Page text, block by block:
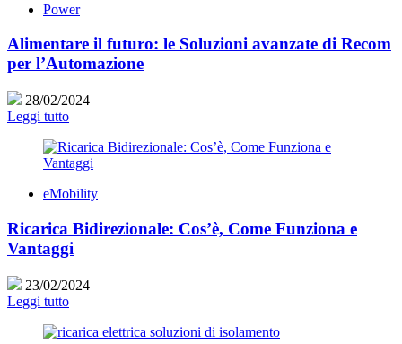
Power
Alimentare il futuro: le Soluzioni avanzate di Recom
per l’Automazione
28/02/2024
Leggi tutto
eMobility
Ricarica Bidirezionale: Cos’è, Come Funziona e
Vantaggi
23/02/2024
Leggi tutto